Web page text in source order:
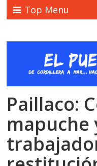
Top Menu
Paillaco:
mapuche